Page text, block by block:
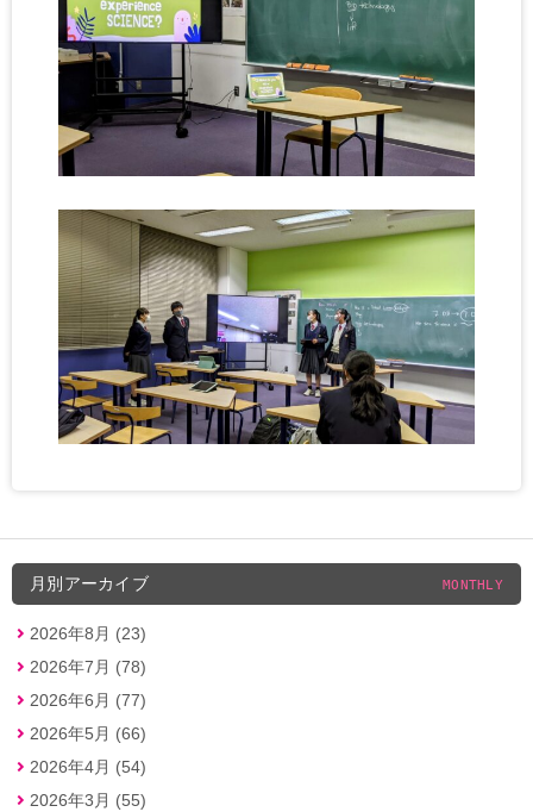
月別アーカイブ MONTHLY
2026年8月 (23)
2026年7月 (78)
2026年6月 (77)
2026年5月 (66)
2026年4月 (54)
2026年3月 (55)